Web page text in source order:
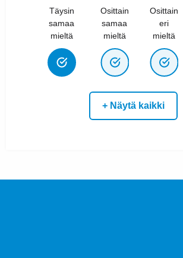
Täysin
samaa
mieltä
Osittain
samaa
mieltä
Osittain
eri
mieltä
+ Näytä kaikki